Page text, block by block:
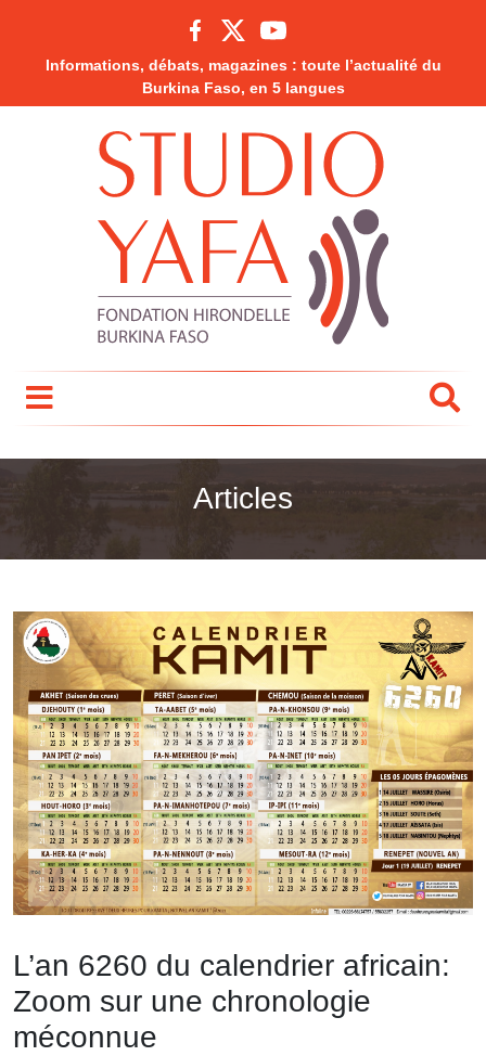
Informations, débats, magazines : toute l’actualité du
Burkina Faso, en 5 langues
Articles
L’an 6260 du calendrier africain:
Zoom sur une chronologie
méconnue